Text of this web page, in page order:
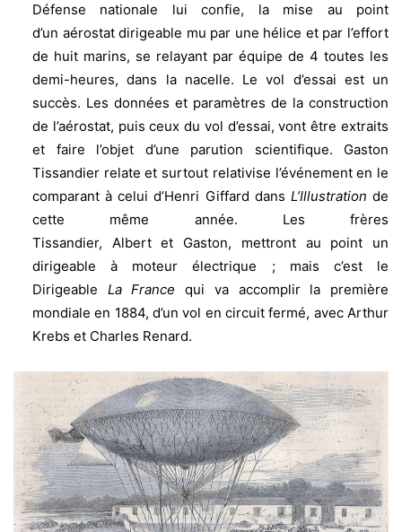
Défense nationale lui confie, la mise au point
d’un aérostat dirigeable mu par une hélice et par l’effort
de huit marins, se relayant par équipe de 4 toutes les
demi-heures, dans la nacelle. Le vol d’essai est un
succès. Les données et paramètres de la construction
de l’aérostat, puis ceux du vol d’essai, vont être extraits
et faire l’objet d’une parution scientifique. Gaston
Tissandier relate et surtout relativise l’événement en le
comparant à celui d’Henri Giffard dans L’Illustration de
cette même année. Les frères
Tissandier, Albert et Gaston, mettront au point un
dirigeable à moteur électrique ; mais c’est le
Dirigeable La Francequi va accomplir la première
mondiale en 1884, d’un vol en circuit fermé, avec Arthur
Krebs et Charles Renard.